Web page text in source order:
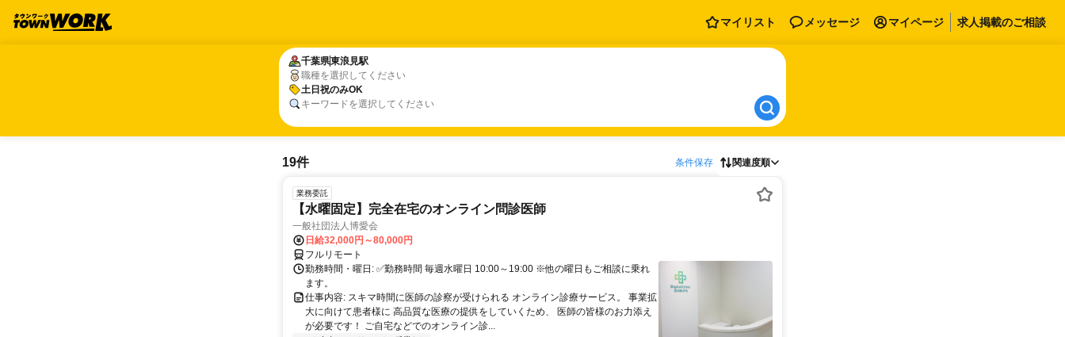
マイリスト メッセージ マイページ 求人掲載のご相談
千葉県東浪見駅
職種を選択してください
土日祝のみOK
キーワードを選択してください
千葉県東浪見駅
土日祝のみOK
19件 条件保存 関連度順
業務委託
【水曜固定】完全在宅のオンライン問診医師
一般社団法人博愛会
日給32,000円～80,000円
フルリモート
勤務時間・曜日: ✅勤務時間 毎週水曜日 10:00～19:00 ※他の曜日もご相談に乗れ
ます。
仕事内容: スキマ時間に医師の診察が受けられる オンライン診療サービス。 事業拡
大に向けて患者様に 高品質な医療の提供をしていくため、 医師の皆様のお力添え
が必要です！ ご自宅などでのオンライン診...